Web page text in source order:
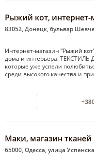
Рыжий кот, интернет-
83052, Донецк, бульвар
Интернет-магазин “Рыжий
дома и интерьера:
которые уже успели
среди высокого качества и
Маки, магазин тканей
65000, Одесса, улица